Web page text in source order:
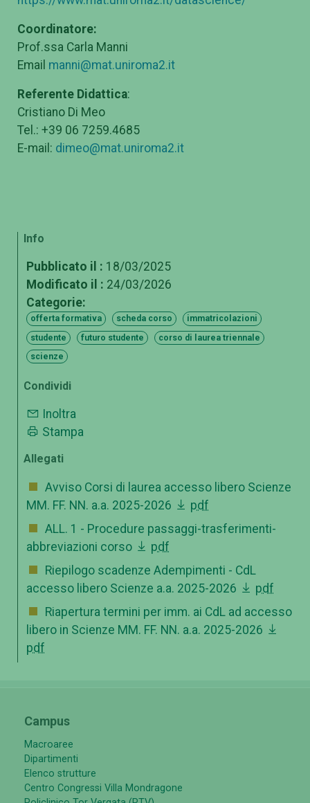
Coordinatore:
Prof.ssa Carla Manni
Email manni@mat.uniroma2.it
Referente Didattica:
Cristiano Di Meo
Tel.: +39 06 7259.4685
E-mail: dimeo@mat.uniroma2.it
Info
Pubblicato il : 18/03/2025
Modificato il : 24/03/2026
Categorie:
offerta formativa scheda corso
immatricolazioni
studente
futuro studente
corso di laurea triennale
scienze
Condividi
Inoltra
Stampa
Allegati
Avviso Corsi di laurea accesso libero Scienze
MM. FF. NN. a.a. 2025-2026
pdf
ALL. 1 - Procedure passaggi-trasferimenti-
abbreviazioni corso
pdf
Riepilogo scadenze Adempimenti - CdL
accesso libero Scienze a.a. 2025-2026
pdf
Riapertura termini per imm. ai CdL ad accesso
libero in Scienze MM. FF. NN. a.a. 2025-2026
pdf
Campus
Macroaree
Dipartimenti
Elenco strutture
Centro Congressi Villa Mondragone